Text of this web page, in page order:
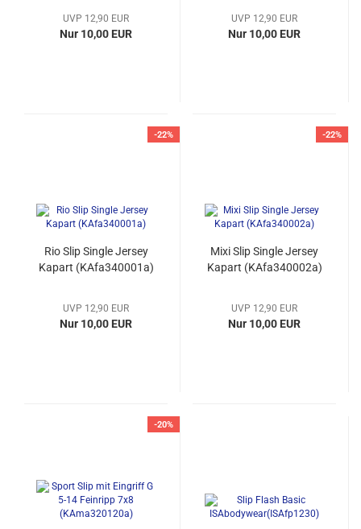
UVP 12,90 EUR
Nur 10,00 EUR
UVP 12,90 EUR
Nur 10,00 EUR
-22%
Rio Slip Single Jersey
Kapart (KAfa340001a)
UVP 12,90 EUR
Nur 10,00 EUR
-22%
Mixi Slip Single Jersey
Kapart (KAfa340002a)
UVP 12,90 EUR
Nur 10,00 EUR
-20%